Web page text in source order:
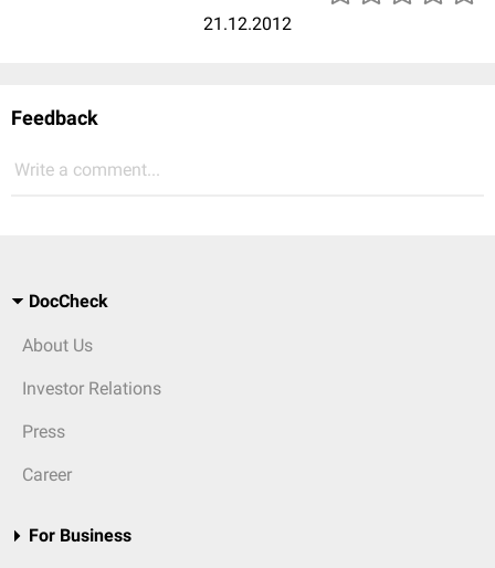
21.12.2012
Feedback
Write a comment...
DocCheck
About Us
Investor Relations
Press
Career
For Business